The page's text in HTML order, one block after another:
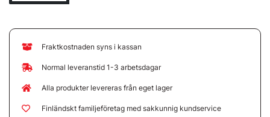
Fraktkostnaden syns i kassan
Normal leveranstid 1-3 arbetsdagar
Alla produkter levereras från eget lager
Finländskt familjeföretag med sakkunnig kundservice